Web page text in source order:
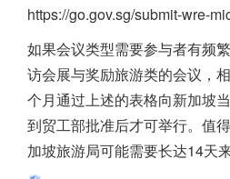
https://go.gov.sg/submit-wre-
如果会议类型需要参与者有频
访会展与奖励旅游类的会议，
个月通过上述的表格向新加坡
到贸工部批准后才可举行。值
加坡旅游局可能需要长达14天来